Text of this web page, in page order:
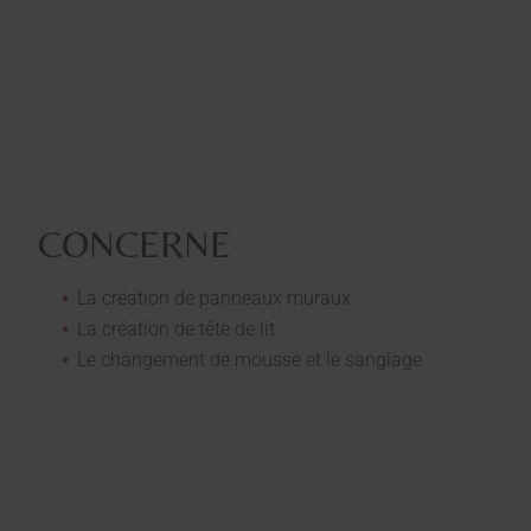
CONCERNE
La création de panneaux muraux
La création de tête de lit
Le changement de mousse et le sanglage